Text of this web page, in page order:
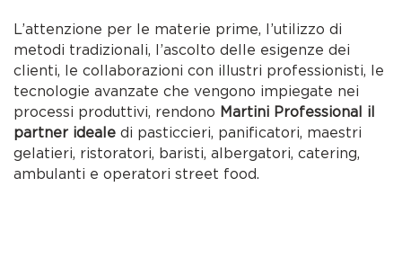
L’attenzione per le materie prime, l’utilizzo di
metodi tradizionali, l’ascolto delle esigenze dei
clienti, le collaborazioni con illustri professionisti, le
tecnologie avanzate che vengono impiegate nei
processi produttivi, rendono Martini Professional il
partner ideale di pasticcieri, panificatori, maestri
gelatieri, ristoratori, baristi, albergatori, catering,
ambulanti e operatori street food.